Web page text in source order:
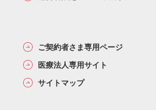
ご契約者さま専用ページ
医療法人専用サイト
サイトマップ